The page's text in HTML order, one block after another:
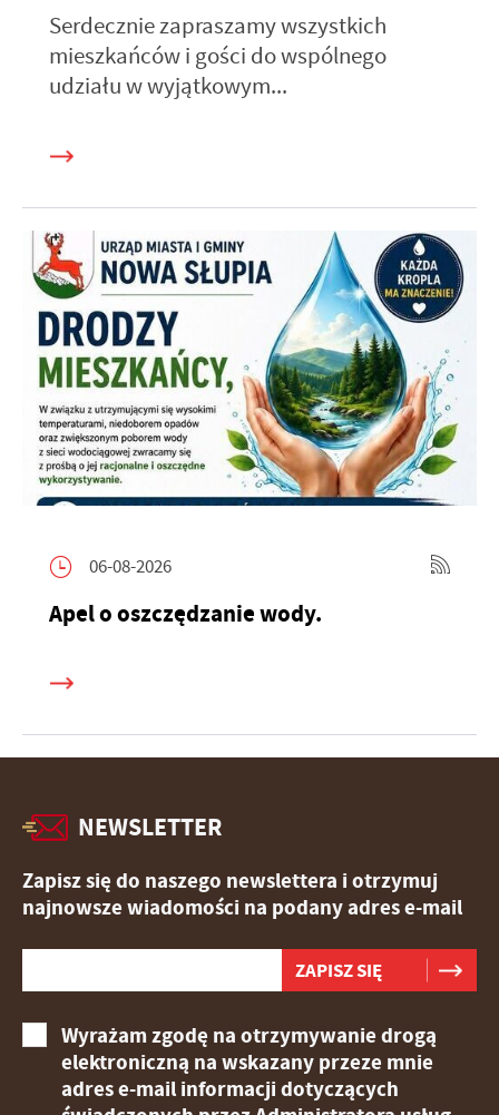
Serdecznie zapraszamy wszystkich
mieszkańców i gości do wspólnego
udziału w wyjątkowym...
06-08-2026
Apel o oszczędzanie wody.
NEWSLETTER
Zapisz się do naszego newslettera i otrzymuj
najnowsze wiadomości na podany adres e-mail
Wyrażam zgodę na otrzymywanie drogą
elektroniczną na wskazany przeze mnie
adres e-mail informacji dotyczących